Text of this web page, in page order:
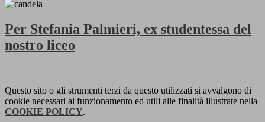
Per Stefania Palmieri, ex studentessa del
nostro liceo
Questo sito o gli strumenti terzi da questo utilizzati si avvalgono di
cookie necessari al funzionamento ed utili alle finalità illustrate nella
COOKIE POLICY.